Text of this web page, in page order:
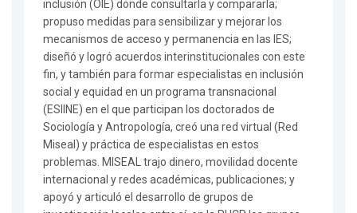
inclusión (OIE) donde consultarla y compararla;
propuso medidas para sensibilizar y mejorar los
mecanismos de acceso y permanencia en las IES;
diseñó y logró acuerdos interinstitucionales con este
fin, y también para formar especialistas en inclusión
social y equidad en un programa transnacional
(ESIINE) en el que participan los doctorados de
Sociología y Antropología, creó una red virtual (Red
Miseal) y práctica de especialistas en estos
problemas. MISEAL trajo dinero, movilidad docente
internacional y redes académicas, publicaciones; y
apoyó y articuló el desarrollo de grupos de